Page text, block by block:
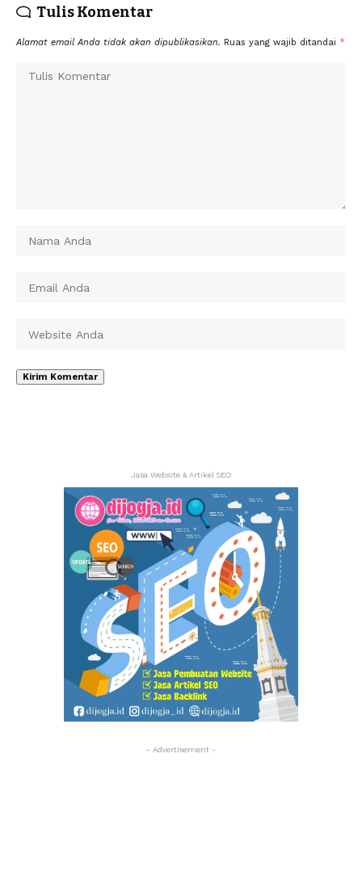
Tulis Komentar
Alamat email Anda tidak akan dipublikasikan. Ruas yang wajib ditandai *
Jasa Website & Artikel SEO
- Advertisement -